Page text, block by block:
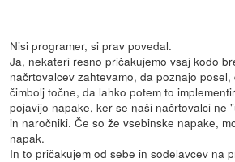
Nisi programer, si prav povedal.
Ja, nekateri resno pričakujemo vsaj kodo
načrtovalcev zahtevamo, da poznajo
čimbolj točne, da lahko potem to
pojavijo napake, ker se naši načrtovalci ne
in naročniki. Če so že vsebinske napake,
napak.
In to pričakujem od sebe in sodelavcev na